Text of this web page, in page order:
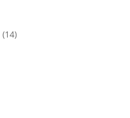
(14)